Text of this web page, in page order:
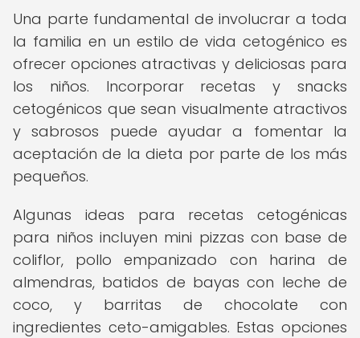
Una parte fundamental de involucrar a toda
la familia en un estilo de vida cetogénico es
ofrecer opciones atractivas y deliciosas para
los niños. Incorporar recetas y snacks
cetogénicos que sean visualmente atractivos
y sabrosos puede ayudar a fomentar la
aceptación de la dieta por parte de los más
pequeños.
Algunas ideas para recetas cetogénicas
para niños incluyen mini pizzas con base de
coliflor, pollo empanizado con harina de
almendras, batidos de bayas con leche de
coco, y barritas de chocolate con
ingredientes ceto-amigables. Estas opciones